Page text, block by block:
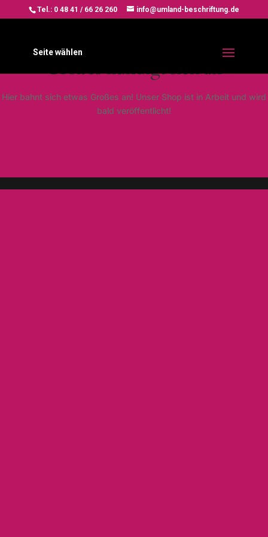
Tel.: 0 48 41 / 66 26 260 info@umland-beschriftung.de
Seite wählen
Großes kündigt sich an
Hier bahnt sich etwas Großes an! Unser Shop ist in Arbeit und wird
bald veröffentlicht!